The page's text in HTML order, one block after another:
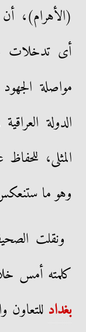
(الأهرام)،
أى تدخلات
مواصلة
الدولة
المثلى،
وهو ما
ونقلت
كلمته أمس
بغداد للتعاون